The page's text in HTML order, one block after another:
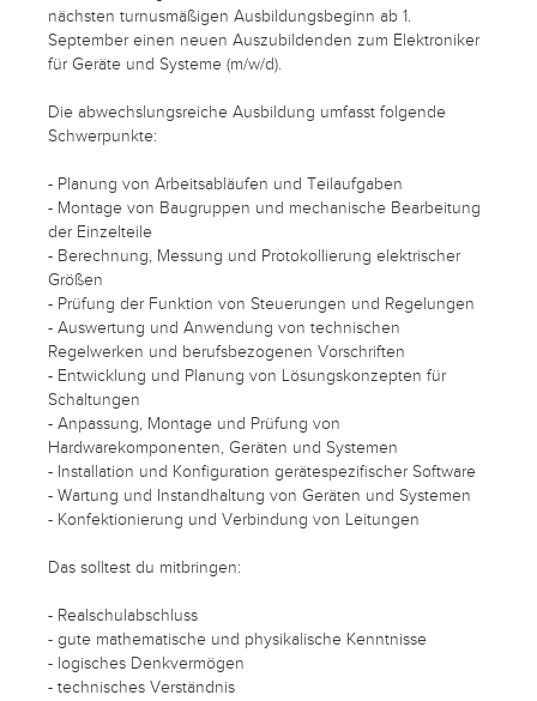
nächsten turnusmäßigen Ausbildungsbeginn ab 1.
September einen neuen Auszubildenden zum Elektroniker
für Geräte und Systeme (m/w/d).
Die abwechslungsreiche Ausbildung umfasst folgende
Schwerpunkte:
- Planung von Arbeitsabläufen und Teilaufgaben
- Montage von Baugruppen und mechanische Bearbeitung
der Einzelteile
- Berechnung, Messung und Protokollierung elektrischer
Größen
- Prüfung der Funktion von Steuerungen und Regelungen
- Auswertung und Anwendung von technischen
Regelwerken und berufsbezogenen Vorschriften
- Entwicklung und Planung von Lösungskonzepten für
Schaltungen
- Anpassung, Montage und Prüfung von
Hardwarekomponenten, Geräten und Systemen
- Installation und Konfiguration gerätespezifischer Software
- Wartung und Instandhaltung von Geräten und Systemen
- Konfektionierung und Verbindung von Leitungen
Das solltest du mitbringen:
- Realschulabschluss
- gute mathematische und physikalische Kenntnisse
- logisches Denkvermögen
- technisches Verständnis